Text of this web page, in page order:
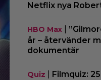
Netflix nya
HBO Max|
år – återvänder
dokumentär
Quiz
Filmquiz: